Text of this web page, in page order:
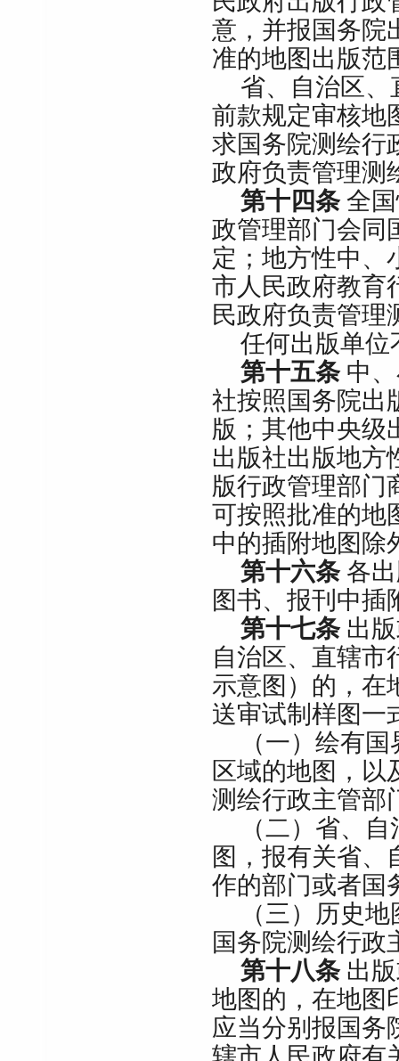
意，并报国务院
准的地图出版范
省、自治区
前款规定审核地
求国务院测绘行
政府负责管理测
第十四条全国
政管理部门会同
定；地方性中、
市人民政府教育
民政府负责管理
任何出版单位
第十五条中、
社按照国务院出
版；其他中央级
出版社出版地方
版行政管理部门
可按照批准的地
中的插附地图除
第十六条各出
图书、报刊中插
第十七条出版
自治区、直辖市
示意图）的，在
送审试制样图一
（一）绘有
区域的地图，以
测绘行政主管部
（二）省、
图，报有关省、
作的部门或者国
（三）历史
国务院测绘行政
第十八条出版
地图的，在地图
应当分别报国务